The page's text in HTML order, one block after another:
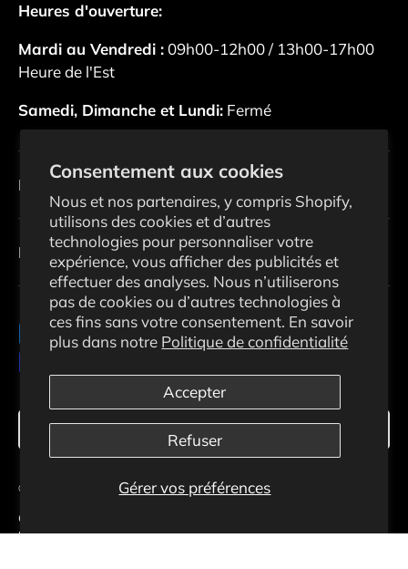
Consentement aux cookies
Nous et nos partenaires, y compris Shopify,
utilisons des cookies et d’autres
technologies pour personnaliser votre
expérience, vous afficher des publicités et
effectuer des analyses. Nous n’utiliserons
pas de cookies ou d’autres technologies à
ces fins sans votre consentement. En savoir
plus dans notre Politique de confidentialité
Gérer vos préférences
Accepter
Refuser
Heures d'ouverture:
Mardi au Vendredi : 09h00-12h00 / 13h00-17h00
Heure de l'Est
Samedi, Dimanche et Lundi: Fermé
Politiques
Infolettre
Moyens de paiement acceptés
Langue
Français
© 2026 Commerce électronique propulsé par Shopify
Conditions d'utilisation
Politique de retour